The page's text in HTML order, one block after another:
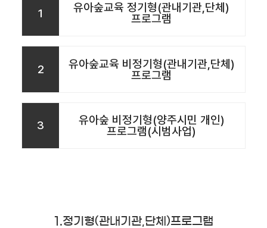
1
유아숲교육 정기형(관내기관,단체)
프로그램
2
유아숲교육 비정기형(관내기관,단체)
프로그램
3
유아숲 비정기형(양주시민 개인)
프로그램(시범사업)
1.정기형(관내기관,단체)프로그램